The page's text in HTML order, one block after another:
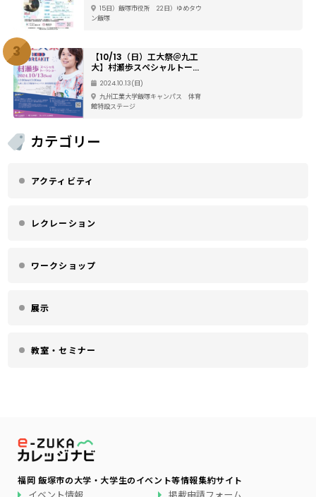
15日）飯塚市役所 22日）ゆめタウ
ン飯塚
3
【10/13（日）工大祭＠九工
大】村瀬歩スペシャルトーク
ショー2024.10.13(日)
九州工業大学飯塚キャンパス 体育
館特設ステージ
カテゴリー
アクティビティ
レクレーション
ワークショップ
展示
教室・セミナー
福岡 飯塚市の大学・大学生のイベント等情報集約サイト